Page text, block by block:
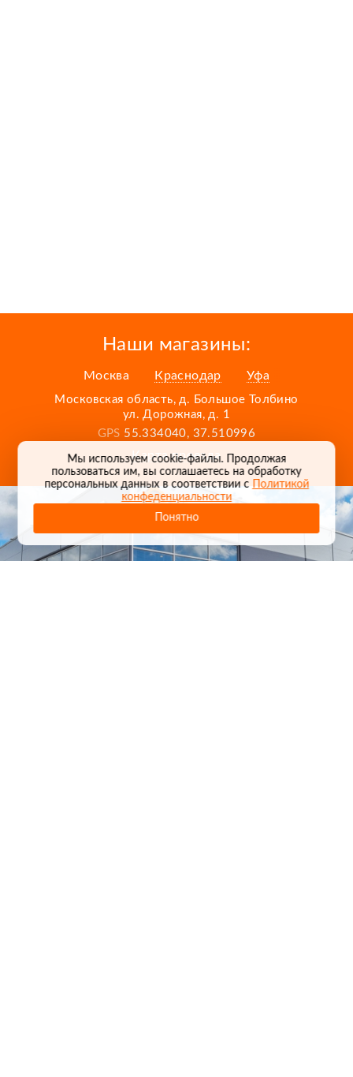
Наши магазины:
Москва Краснодар Уфа
Московская область, д. Большое Толбино
ул. Дорожная, д. 1
GPS 55.334040, 37.510996
Карта проезда
Мы используем cookie-файлы. Продолжая
пользоваться им, вы соглашаетесь на обработку
персональных данных в соответствии сПолитикой
конфеденциальности
Понятно